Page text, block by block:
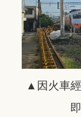
▲因火車